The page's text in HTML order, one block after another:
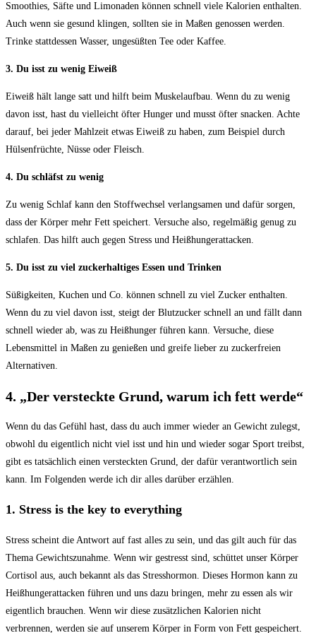
Smoothies, Säfte und Limonaden können schnell viele Kalorien enthalten.
Auch wenn sie gesund klingen, sollten sie in Maßen genossen werden.
Trinke stattdessen Wasser, ungesüßten Tee oder Kaffee.
3. Du isst zu wenig Eiweiß
Eiweiß hält lange satt und hilft beim Muskelaufbau. Wenn du zu wenig
davon isst, hast du vielleicht öfter Hunger und musst öfter snacken. Achte
darauf, bei jeder Mahlzeit etwas Eiweiß zu haben, zum Beispiel durch
Hülsenfrüchte, Nüsse oder Fleisch.
4. Du schläfst zu wenig
Zu wenig Schlaf kann den Stoffwechsel verlangsamen und dafür sorgen,
dass der Körper mehr Fett speichert. Versuche also, regelmäßig genug zu
schlafen. Das hilft auch gegen Stress und Heißhungerattacken.
5. Du isst zu viel zuckerhaltiges Essen und Trinken
Süßigkeiten, Kuchen und Co. können schnell zu viel Zucker enthalten.
Wenn du zu viel davon isst, steigt der Blutzucker schnell an und fällt dann
schnell wieder ab, was zu Heißhunger führen kann. Versuche, diese
Lebensmittel in Maßen zu genießen und greife lieber zu zuckerfreien
Alternativen.
4. „Der versteckte Grund, warum ich fett werde“
Wenn du das Gefühl hast, dass du auch immer wieder an Gewicht zulegst,
obwohl du eigentlich nicht viel isst und hin und wieder sogar Sport treibst,
gibt es tatsächlich einen versteckten Grund, der dafür verantwortlich sein
kann. Im Folgenden werde ich dir alles darüber erzählen.
1. Stress is the key to everything
Stress scheint die Antwort auf fast alles zu sein, und das gilt auch für das
Thema Gewichtszunahme. Wenn wir gestresst sind, schüttet unser Körper
Cortisol aus, auch bekannt als das Stresshormon. Dieses Hormon kann zu
Heißhungerattacken führen und uns dazu bringen, mehr zu essen als wir
eigentlich brauchen. Wenn wir diese zusätzlichen Kalorien nicht
verbrennen, werden sie auf unserem Körper in Form von Fett gespeichert.